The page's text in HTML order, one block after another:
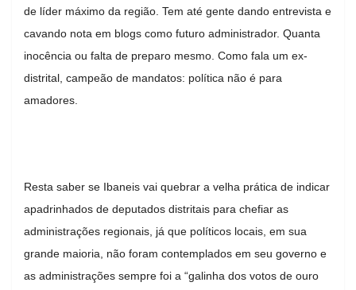
de líder máximo da região. Tem até gente dando entrevista e
cavando nota em blogs como futuro administrador. Quanta
inocência ou falta de preparo mesmo. Como fala um ex-
distrital, campeão de mandatos: política não é para
amadores.
Resta saber se Ibaneis vai quebrar a velha prática de indicar
apadrinhados de deputados distritais para chefiar as
administrações regionais, já que políticos locais, em sua
grande maioria, não foram contemplados em seu governo e
as administrações sempre foi a “galinha dos votos de ouro